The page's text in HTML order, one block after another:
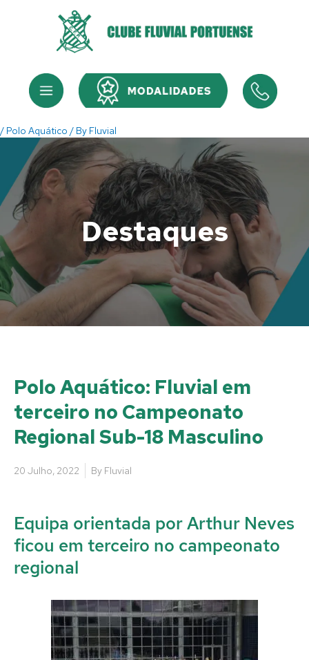
Menu Menu
/ Polo Aquático / By Fluvial
Destaques
Polo Aquático: Fluvial em
terceiro no Campeonato
Regional Sub-18 Masculino
20 Julho, 2022 By Fluvial
Equipa orientada por Arthur Neves
ficou em terceiro no campeonato
regional